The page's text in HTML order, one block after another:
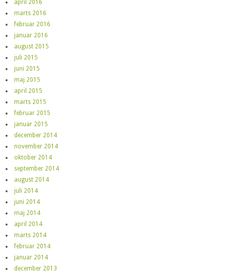
april 2016
marts 2016
februar 2016
januar 2016
august 2015
juli 2015
juni 2015
maj 2015
april 2015
marts 2015
februar 2015
januar 2015
december 2014
november 2014
oktober 2014
september 2014
august 2014
juli 2014
juni 2014
maj 2014
april 2014
marts 2014
februar 2014
januar 2014
december 2013